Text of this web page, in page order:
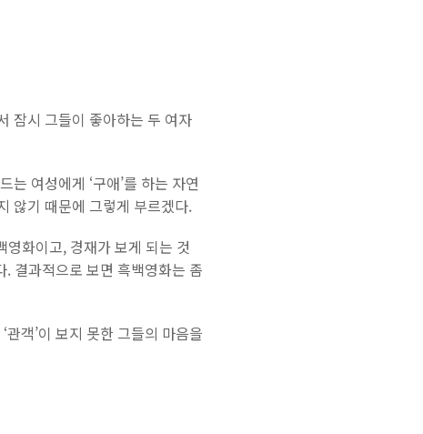
잠시 그들이 좋아하는 두 여자
여성에게 ‘구애’를 하는 자연
않기 때문에 그렇게 부르겠다.
영화이고, 경재가 보게 되는 것
결과적으로 보면 흑백영화는 좀
객’이 보지 못한 그들의 마음을